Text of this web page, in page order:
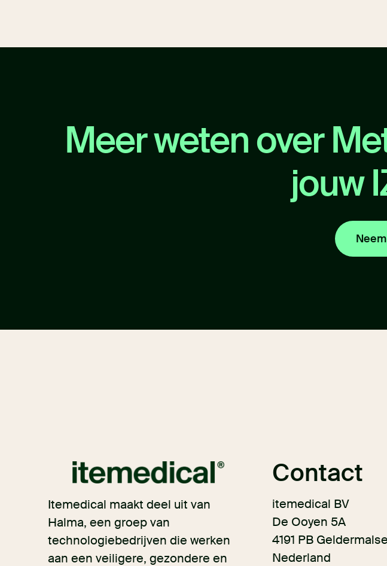
Meer weten over
jouw
Itemedical maakt deel uit van
Halma, een groep van
technologiebedrijven die werken
aan een veiligere, gezondere en
Contact
itemedical BV
De Ooyen 5A
4191 PB
Nederland